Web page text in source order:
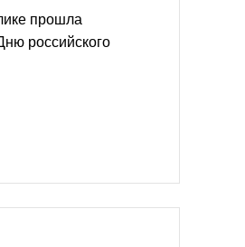
прошла
российского